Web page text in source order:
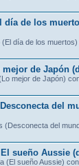
día de los
día de los
de Japón
mejor de Japón)
del
(Desconecta del
sueño Aussie
(El sueño Aussie)